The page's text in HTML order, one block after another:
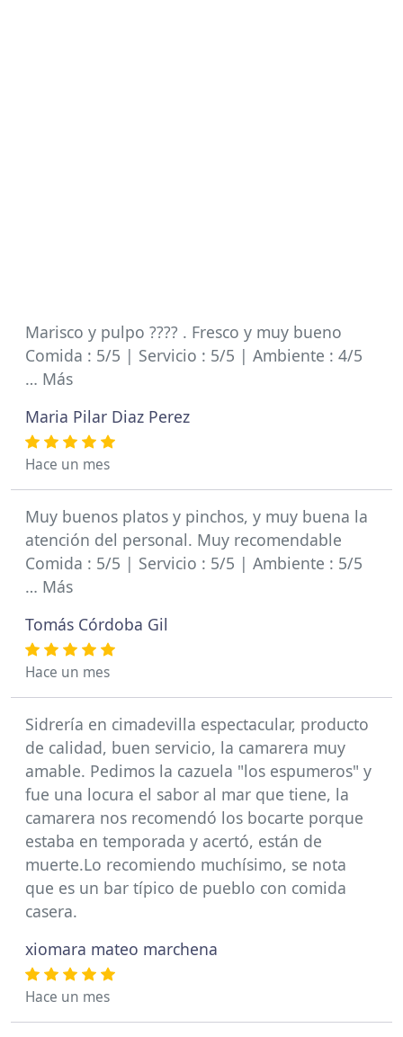
Marisco y pulpo ???? . Fresco y muy bueno
Comida : 5/5 | Servicio : 5/5 | Ambiente : 4/5
… Más
Maria Pilar Diaz Perez
Hace un mes
Muy buenos platos y pinchos, y muy buena la
atención del personal. Muy recomendable
Comida : 5/5 | Servicio : 5/5 | Ambiente : 5/5
… Más
Tomás Córdoba Gil
Hace un mes
Sidrería en cimadevilla espectacular, producto
de calidad, buen servicio, la camarera muy
amable. Pedimos la cazuela "los espumeros" y
fue una locura el sabor al mar que tiene, la
camarera nos recomendó los bocarte porque
estaba en temporada y acertó, están de
muerte.Lo recomiendo muchísimo, se nota
que es un bar típico de pueblo con comida
casera.
xiomara mateo marchena
Hace un mes